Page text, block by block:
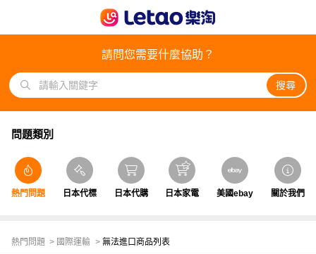
請問您需要什麼協助？
搜尋
問題類別
熱門問題 日本代標 日本代購 日本家電 美國ebay 關於我們
熱門問題 國際運輸 無法進口商品列表